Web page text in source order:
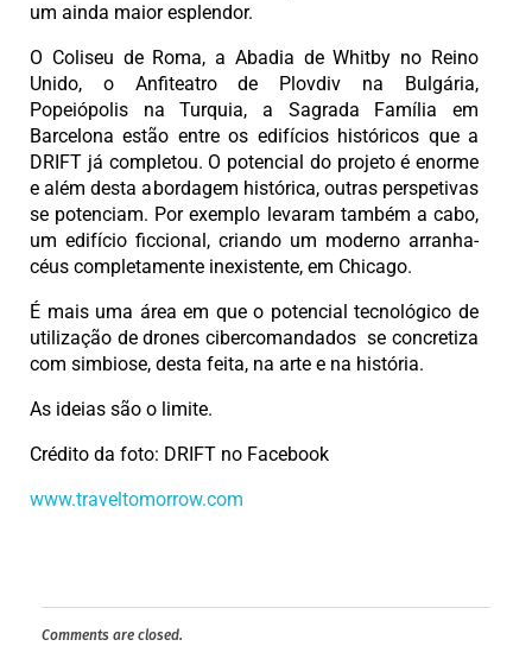
um ainda maior esplendor.
O Coliseu de Roma, a Abadia de Whitby no Reino
Unido, o Anfiteatro de Plovdiv na Bulgária,
Popeiópolis na Turquia, a Sagrada Família em
Barcelona estão entre os edifícios históricos que a
DRIFT já completou. O potencial do projeto é enorme
e além desta abordagem histórica, outras perspetivas
se potenciam. Por exemplo levaram também a cabo,
um edifício ficcional, criando um moderno arranha-
céus completamente inexistente, em Chicago.
É mais uma área em que o potencial tecnológico de
utilização de drones cibercomandados se concretiza
com simbiose, desta feita, na arte e na história.
As ideias são o limite.
Crédito da foto: DRIFT no Facebook
www.traveltomorrow.com
Comments are closed.